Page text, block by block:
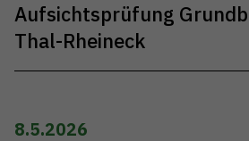
Aufsichtsprüfung
Thal-Rheineck
8.5.2026